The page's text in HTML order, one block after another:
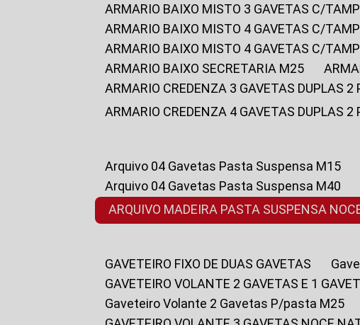
ARMARIO BAIXO MISTO 3 GAVETAS C/
ARMARIO BAIXO MISTO 4 GAVETAS C/
ARMARIO BAIXO MISTO 4 GAVETAS C/
ARMARIO BAIXO SECRETARIA M25
ARMARIO CREDENZA 3 GAVETAS DUPLAS 2
ARMARIO CREDENZA 4 GAVETAS DUPLAS 2
Arquivo 04 Gavetas Pasta Suspensa M15
Arquivo 04 Gavetas Pasta Suspensa M40
ARQUIVO MADEIRA PASTA SUSPENSA
GAVETEIRO FIXO DE DUAS GAVETAS
GAVETEIRO VOLANTE 2 GAVETAS E 1
Gaveteiro Volante 2 Gavetas P/pasta M25